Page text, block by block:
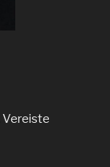
Vereiste